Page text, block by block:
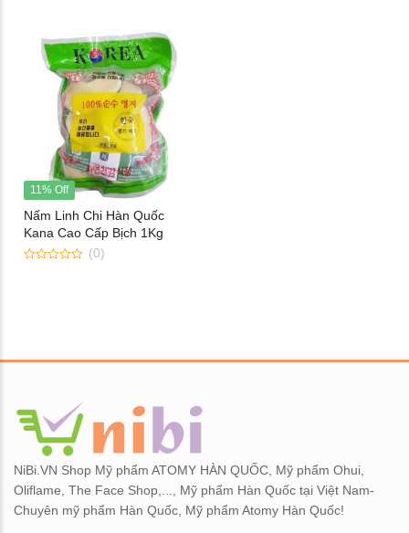
11% Off
Nấm Linh Chi Hàn Quốc
Kana Cao Cấp Bịch 1Kg
(0)
NiBi.VN Shop Mỹ phẩm ATOMY HÀN QUỐC, Mỹ phẩm Ohui,
Oliflame, The Face Shop,..., Mỹ phẩm Hàn Quốc tại Việt Nam-
Chuyên mỹ phẩm Hàn Quốc, Mỹ phẩm Atomy Hàn Quốc!